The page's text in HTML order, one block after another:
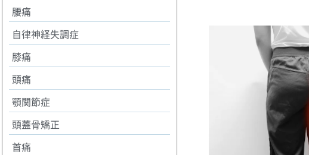
腰痛
自律神経失調症
膝痛
頭痛
顎関節症
頭蓋骨矯正
首痛